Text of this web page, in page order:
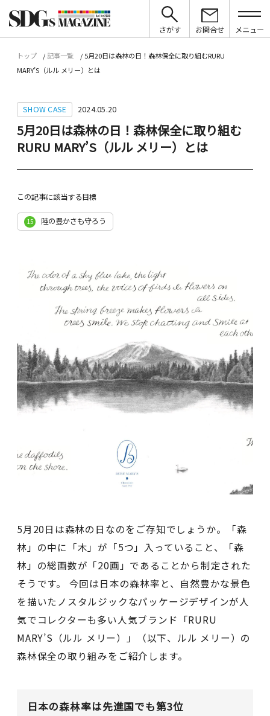
さがす お問合せ メニュー
トップ 記事一覧
5月20日は森林の日！森林保全に取り組むRURU
MARY’S（ルル メリー）とは
SHOW CASE 2024.05.20
5月20日は森林の日！森林保全に取り組む
RURU MARY’S（ルル メリー）とは
この記事に該当する目標
15 陸の豊かさも守ろう
5月20日は森林の日なのをご存知でしょうか。「森
林」の中に「木」が「5つ」入っていること、「森
林」の総画数が「20画」であることから制定された
そうです。 今回は日本の森林率と、自然豊かな景色
を描いたノスタルジックなパッケージデザインが人
気でコレクターも多い人気ブランド「RURU
MARY’S（ルル メリー）」（以下、ルル メリー）の
森林保全の取り組みをご紹介します。
日本の森林率は先進国でも第3位